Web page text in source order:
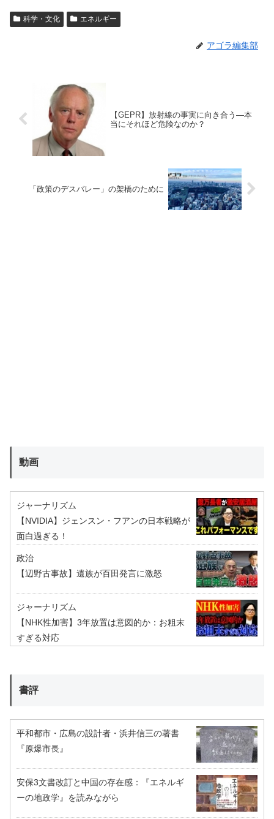
科学・文化 エネルギー
アゴラ編集部
【GEPR】放射線の事実に向き合う―本
当にそれほど危険なのか？
「政策のデスバレー」の架橋のために
動画
ジャーナリズム
【NVIDIA】ジェンスン・フアンの日本戦略が
面白過ぎる！
政治
【辺野古事故】遺族が百田発言に激怒
ジャーナリズム
【NHK性加害】3年放置は意図的か：お粗末
すぎる対応
書評
平和都市・広島の設計者・浜井信三の著書
『原爆市長』
安保3文書改訂と中国の存在感：『エネルギ
ーの地政学』を読みながら